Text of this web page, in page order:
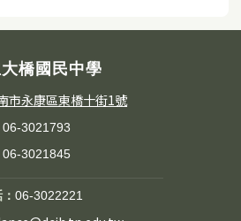
橋國民中學
市永康區東橋十街1號
06-3021793
06-3021845
：06-3022221